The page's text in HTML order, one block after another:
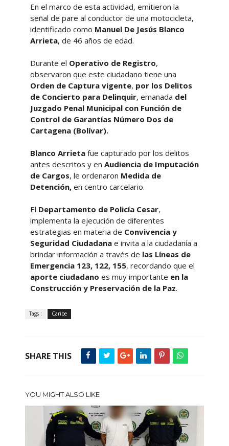
En el marco de esta actividad, emitieron la
señal de pare al conductor de una motocicleta,
identificado como Manuel De Jesús Blanco
Arrieta, de 46 años de edad.
Durante el Operativo de Registro,
observaron que este ciudadano tiene una
Orden de Captura vigente, por los Delitos
de Concierto para Delinquir, emanada del
Juzgado Penal Municipal con Función de
Control de Garantías Número Dos de
Cartagena (Bolívar).
Blanco Arrietafue capturado por los delitos
antes descritos y en Audiencia de Imputación
de Cargos, le ordenaron Medida de
Detención, en centro carcelario.
El Departamento de Policía Cesar,
implementa la ejecución de diferentes
estrategias en materia de Convivencia y
Seguridad Ciudadana e invita a la ciudadanía a
brindar información a través de las Líneas de
Emergencia 123, 122, 155, recordando que el
aporte ciudadano es muy importante en la
Construcción y Preservación de la Paz.
Tags : Caribe
SHARE THIS
YOU MIGHT ALSO LIKE